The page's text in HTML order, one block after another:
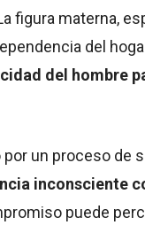
figura materna,
del
del hombre
un proceso de
inconsciente
puede